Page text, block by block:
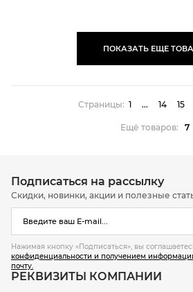
ПОКАЗАТЬ ЕЩЕ
Страницы: 1 ... 14 15
Ещё товаров: 7
Подписаться на рассылку
Скидки, новинки, акции и полезные
Нажимая кнопку «Подписаться», вы
конфиденциальности и получением
почту.
РЕКВИЗИТЫ КОМПАНИИ